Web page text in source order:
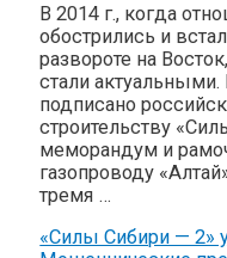
В 2014 г., когда
обострились и
развороте на
стали
подписано
строительству
меморандум и
газопроводу
тремя …
«Силы Сибири — 2»